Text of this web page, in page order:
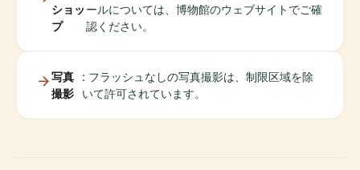
ショッ
プ
ールについては、博物館のウェブサイトでご確
認ください。
写真
撮影
: フラッシュなしの写真撮影は、制限区域を除
いて許可されています。